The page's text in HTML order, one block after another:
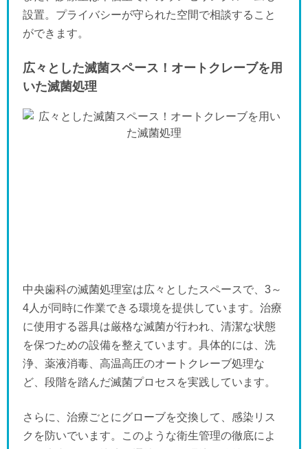
設置。プライバシーが守られた空間で相談すること
ができます。
広々とした滅菌スペース！オートクレーブを用
いた滅菌処理
中央歯科の滅菌処理室は広々としたスペースで、3～
4人が同時に作業できる環境を提供しています。治療
に使用する器具は厳格な滅菌が行われ、清潔な状態
を保つための設備を整えています。具体的には、洗
浄、薬液消毒、高温高圧のオートクレーブ処理な
ど、段階を踏んだ滅菌プロセスを実践しています。
さらに、治療ごとにグローブを交換して、感染リス
クを防いでいます。このような衛生管理の徹底によ